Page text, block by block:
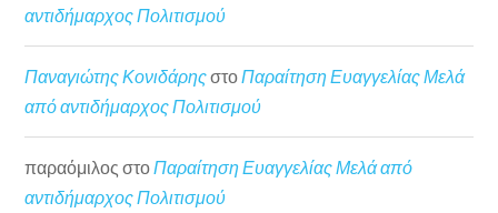
αντιδήμαρχος Πολιτισμού
Παναγιώτης ΚονιδάρηςστοΠαραίτηση Ευαγγελίας Μελά
από αντιδήμαρχος Πολιτισμού
παραόμιλος στοΠαραίτηση Ευαγγελίας Μελά από
αντιδήμαρχος Πολιτισμού